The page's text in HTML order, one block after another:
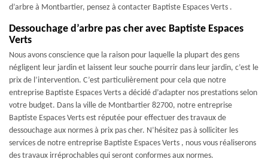
d’arbre à Montbartier, pensez à contacter Baptiste Espaces Verts .
Dessouchage d’arbre pas cher avec Baptiste Espaces
Verts
Nous avons conscience que la raison pour laquelle la plupart des gens
négligent leur jardin et laissent leur souche pourrir dans leur jardin, c’est le
prix de l’intervention. C’est particulièrement pour cela que notre
entreprise Baptiste Espaces Verts a décidé d’adapter nos prestations selon
votre budget. Dans la ville de Montbartier 82700, notre entreprise
Baptiste Espaces Verts est réputée pour effectuer des travaux de
dessouchage aux normes à prix pas cher. N’hésitez pas à solliciter les
services de notre entreprise Baptiste Espaces Verts , nous vous réaliserons
des travaux irréprochables qui seront conformes aux normes.